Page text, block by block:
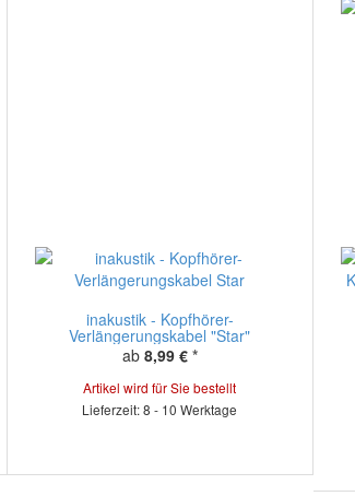
inakustik - Kopfhörer-
Verlängerungskabel "Star"
ab 8,99 € *
Artikel wird für Sie bestellt
Lieferzeit: 8 - 10 Werktage